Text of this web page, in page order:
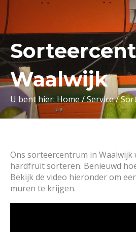
Waalwijk
U bent hier: Home/Service/
Ons sorteercentrum in Waalwijk
hardfruit sorteren. Benieuwd
Bekijk de video hieronder om
muren te krijgen.